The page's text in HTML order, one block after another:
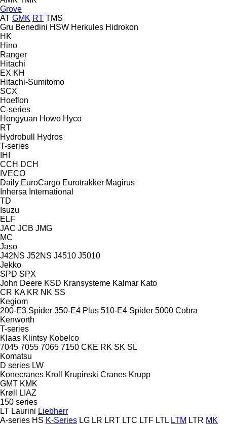
Grove
AT GMK RT TMS
Gru Benedini HSW Herkules Hidrokon
HK
Hino
Ranger
Hitachi
EX KH
Hitachi-Sumitomo
SCX
Hoeflon
C-series
Hongyuan Howo Hyco
RT
Hydrobull
Hydros
T-series
IHI
CCH DCH
IVECO
Daily EuroCargo Eurotrakker Magirus
Inhersa International
TD
Isuzu
ELF
JAC JCB JMG
MC
Jaso
J42NS J52NS J4510 J5010
Jekko
SPD SPX
John Deere KSD Kransysteme Kalmar Kato
CR KA KR NK SS
Kegiom
200-E3 Spider 350-E4 Plus 510-E4 Spider 5000 Cobra
Kenworth
T-series
Klaas Klintsy Kobelco
7045 7055 7065 7150 CKE RK SK SL
Komatsu
D series LW
Konecranes Kroll Krupinski Cranes Krupp
GMT KMK
Krøll
LIAZ
150 series
LT Laurini Liebherr
A-series HS K-Series LG LR LRT LTC LTF LTL LTM LTR MK